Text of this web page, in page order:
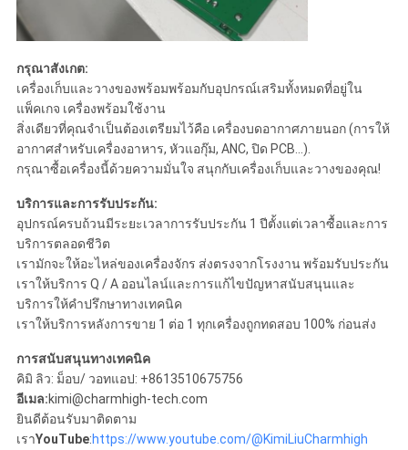
กรุณาสังเกต:
เครื่องเก็บและวางของพร้อมพร้อมกับอุปกรณ์เสริมทั้งหมดที่อยู่ใน
แพ็คเกจ เครื่องพร้อมใช้งาน
สิ่งเดียวที่คุณจําเป็นต้องเตรียมไว้คือ เครื่องบดอากาศภายนอก (การให้
อากาศสําหรับเครื่องอาหาร, หัวแอกุ๊ม, ANC, ปิด PCB...).
กรุณาซื้อเครื่องนี้ด้วยความมั่นใจ สนุกกับเครื่องเก็บและวางของคุณ!
บริการและการรับประกัน:
อุปกรณ์ครบถ้วนมีระยะเวลาการรับประกัน 1 ปีตั้งแต่เวลาซื้อและการ
บริการตลอดชีวิต
เรามักจะให้อะไหล่ของเครื่องจักร ส่งตรงจากโรงงาน พร้อมรับประกัน
เราให้บริการ Q / A ออนไลน์และการแก้ไขปัญหาสนับสนุนและ
บริการให้คําปรึกษาทางเทคนิค
เราให้บริการหลังการขาย 1 ต่อ 1 ทุกเครื่องถูกทดสอบ 100% ก่อนส่ง
การสนับสนุนทางเทคนิค
คิมิ ลิว: ม็อบ/ วอทแอป: +8613510675756
อีเมล:kimi@charmhigh-tech.com
ยินดีต้อนรับมาติดตาม
เราYouTube:https://www.youtube.com/@KimiLiuCharmhigh